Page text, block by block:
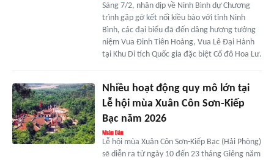
Sáng 7/2, nhân dịp về Ninh Bình dự Chương
trình gặp gỡ kết nối kiều bào với tỉnh Ninh
Bình, các đại biểu đã đến dâng hương tưởng
niệm Vua Đinh Tiên Hoàng, Vua Lê Đại Hành
tại Khu Di tích Quốc gia đặc biệt Cố đô Hoa Lư.
Nhiều hoạt động quy mô lớn tại
Lễ hội mùa Xuân Côn Sơn-Kiếp
Bạc năm 2026
Lễ hội mùa Xuân Côn Sơn-Kiếp Bạc (Hải Phòng)
sẽ diễn ra từ ngày 10 đến 23 tháng Giêng năm